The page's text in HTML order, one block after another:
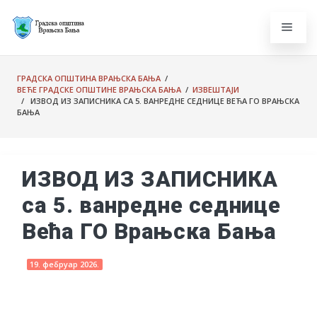
ГРАДСКА ОПШТИНА ВРАЊСКА БАЊА /
ВЕЋЕ ГРАДСКЕ ОПШТИНЕ ВРАЊСКА БАЊА / ИЗВЕШТАЈИ
/ ИЗВОД ИЗ ЗАПИСНИКА СА 5. ВАНРЕДНЕ СЕДНИЦЕ ВЕЋА ГО ВРАЊСКА
БАЊА
ИЗВОД ИЗ ЗАПИСНИКА
са 5. ванредне седнице
Већа ГО Врањска Бања
19. фебруар 2026.